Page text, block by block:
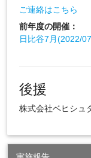
ご連絡はこちら
前年度の開催：
日比谷7月(2022/
後援
株式会社ベヒシュ